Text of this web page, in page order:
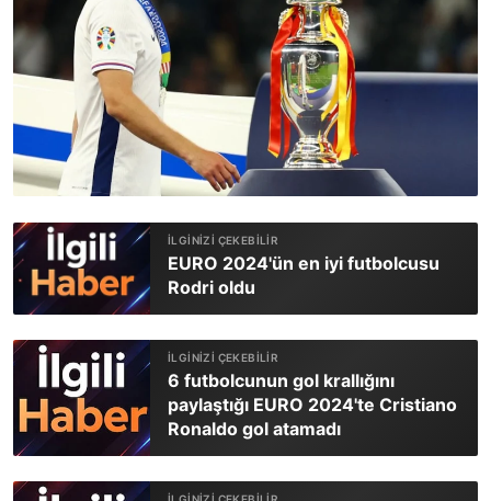
EURO 2024'ün en iyi futbolcusu
Rodri oldu
6 futbolcunun gol krallığını
paylaştığı EURO 2024'te Cristiano
Ronaldo gol atamadı